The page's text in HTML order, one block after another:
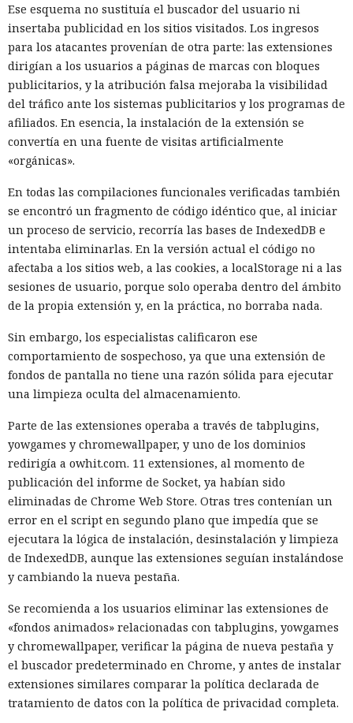
Ese esquema no sustituía el buscador del usuario ni
insertaba publicidad en los sitios visitados. Los ingresos
para los atacantes provenían de otra parte: las extensiones
dirigían a los usuarios a páginas de marcas con bloques
publicitarios, y la atribución falsa mejoraba la visibilidad
del tráfico ante los sistemas publicitarios y los programas de
afiliados. En esencia, la instalación de la extensión se
convertía en una fuente de visitas artificialmente
«orgánicas».
En todas las compilaciones funcionales verificadas también
se encontró un fragmento de código idéntico que, al iniciar
un proceso de servicio, recorría las bases de IndexedDB e
intentaba eliminarlas. En la versión actual el código no
afectaba a los sitios web, a las cookies, a localStorage ni a las
sesiones de usuario, porque solo operaba dentro del ámbito
de la propia extensión y, en la práctica, no borraba nada.
Sin embargo, los especialistas calificaron ese
comportamiento de sospechoso, ya que una extensión de
fondos de pantalla no tiene una razón sólida para ejecutar
una limpieza oculta del almacenamiento.
Parte de las extensiones operaba a través de tabplugins,
yowgames y chromewallpaper, y uno de los dominios
redirigía a owhit.com. 11 extensiones, al momento de
publicación del informe de Socket, ya habían sido
eliminadas de Chrome Web Store. Otras tres contenían un
error en el script en segundo plano que impedía que se
ejecutara la lógica de instalación, desinstalación y limpieza
de IndexedDB, aunque las extensiones seguían instalándose
y cambiando la nueva pestaña.
Se recomienda a los usuarios eliminar las extensiones de
«fondos animados» relacionadas con tabplugins, yowgames
y chromewallpaper, verificar la página de nueva pestaña y
el buscador predeterminado en Chrome, y antes de instalar
extensiones similares comparar la política declarada de
tratamiento de datos con la política de privacidad completa.